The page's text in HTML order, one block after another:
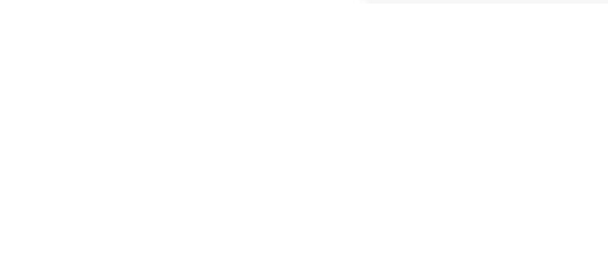
jest możliwość ściemniania
elastyczne dostosowanie
Wyprodukowany w
sufitowy Destin to